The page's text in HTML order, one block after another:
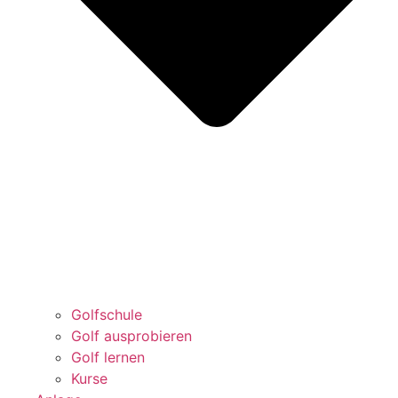
Golfschule
Golf ausprobieren
Golf lernen
Kurse